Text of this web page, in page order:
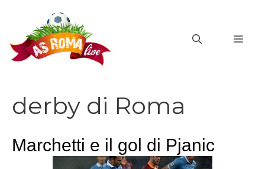
contenuto
derby di Roma
Marchetti e il gol di Pjanic